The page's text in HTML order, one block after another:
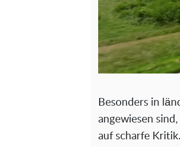
Besonders in
angewiesen
auf scharfe